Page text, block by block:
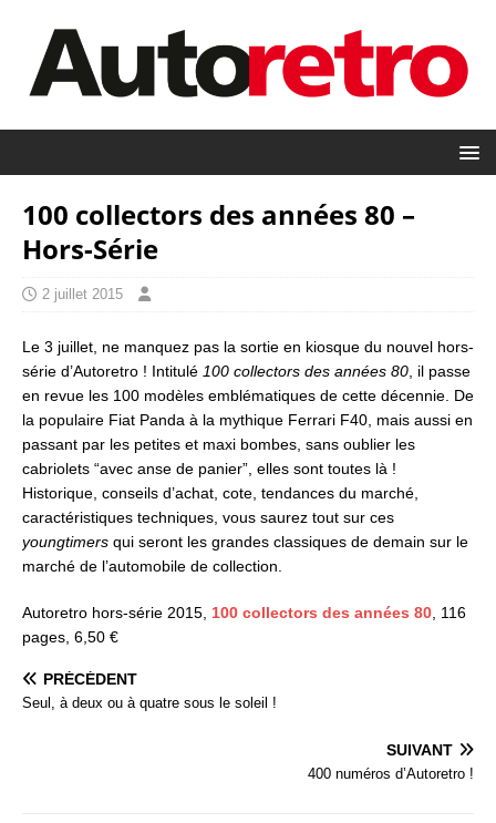
100 collectors des années 80 –
Hors-Série
2 juillet 2015
Le 3 juillet, ne manquez pas la sortie en kiosque du nouvel hors-
série d’Autoretro ! Intitulé 100 collectors des années 80 , il passe
en revue les 100 modèles emblématiques de cette décennie. De
la populaire Fiat Panda à la mythique Ferrari F40, mais aussi en
passant par les petites et maxi bombes, sans oublier les
cabriolets “avec anse de panier”, elles sont toutes là !
Historique, conseils d’achat, cote, tendances du marché,
caractéristiques techniques, vous saurez tout sur ces
youngtimers qui seront les grandes classiques de demain sur le
marché de l’automobile de collection.
Autoretro hors-série 2015, 100 collectors des années 80 , 116
pages, 6,50 €
PRÉCÉDENT
Seul, à deux ou à quatre sous le soleil !
SUIVANT
400 numéros d’Autoretro !